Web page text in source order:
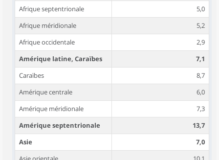
Afrique septentrionale
5,0
Afrique méridionale
5,2
Afrique occidentale
2,9
Amérique latine, Caraïbes
7,1
Caraïbes
8,7
Amérique centrale
6,0
Amérique méridionale
7,3
Amérique septentrionale
13,7
Asie
7,0